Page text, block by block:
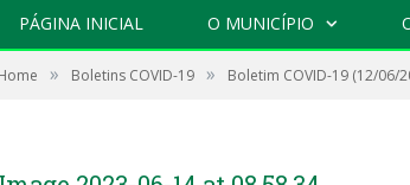
PÁGINA INICIAL O MUNICÍPIO
» Boletins COVID-19 » Boletim COVID-19 (12/06/